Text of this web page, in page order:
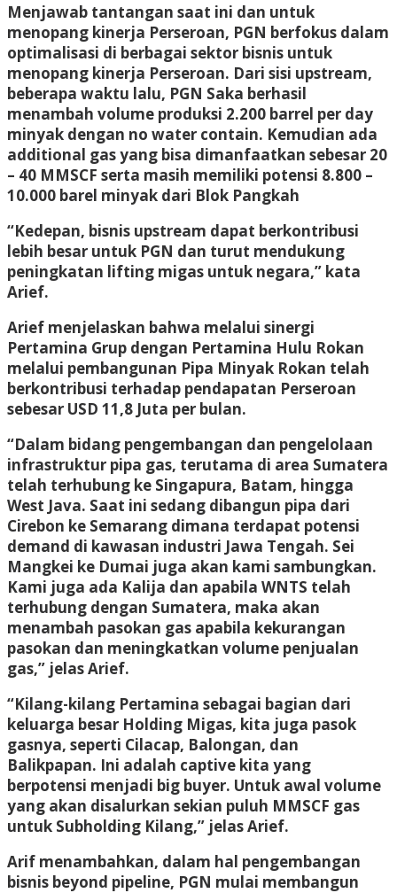
Menjawab tantangan saat ini dan untuk
menopang kinerja Perseroan, PGN berfokus dalam
optimalisasi di berbagai sektor bisnis untuk
menopang kinerja Perseroan. Dari sisi upstream,
beberapa waktu lalu, PGN Saka berhasil
menambah volume produksi 2.200 barrel per day
minyak dengan no water contain. Kemudian ada
additional gas yang bisa dimanfaatkan sebesar 20
– 40 MMSCF serta masih memiliki potensi 8.800 –
10.000 barel minyak dari Blok Pangkah
“Kedepan, bisnis upstream dapat berkontribusi
lebih besar untuk PGN dan turut mendukung
peningkatan lifting migas untuk negara,” kata
Arief.
Arief menjelaskan bahwa melalui sinergi
Pertamina Grup dengan Pertamina Hulu Rokan
melalui pembangunan Pipa Minyak Rokan telah
berkontribusi terhadap pendapatan Perseroan
sebesar USD 11,8 Juta per bulan.
“Dalam bidang pengembangan dan pengelolaan
infrastruktur pipa gas, terutama di area Sumatera
telah terhubung ke Singapura, Batam, hingga
West Java. Saat ini sedang dibangun pipa dari
Cirebon ke Semarang dimana terdapat potensi
demand di kawasan industri Jawa Tengah. Sei
Mangkei ke Dumai juga akan kami sambungkan.
Kami juga ada Kalija dan apabila WNTS telah
terhubung dengan Sumatera, maka akan
menambah pasokan gas apabila kekurangan
pasokan dan meningkatkan volume penjualan
gas,” jelas Arief.
“Kilang-kilang Pertamina sebagai bagian dari
keluarga besar Holding Migas, kita juga pasok
gasnya, seperti Cilacap, Balongan, dan
Balikpapan. Ini adalah captive kita yang
berpotensi menjadi big buyer. Untuk awal volume
yang akan disalurkan sekian puluh MMSCF gas
untuk Subholding Kilang,” jelas Arief.
Arif menambahkan, dalam hal pengembangan
bisnis beyond pipeline, PGN mulai membangun